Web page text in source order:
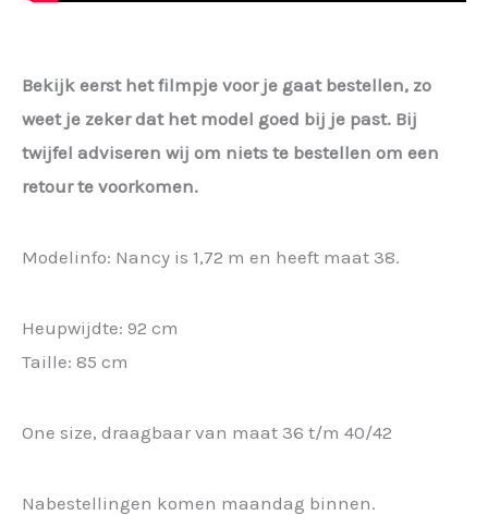
Bekijk eerst het filmpje voor je gaat bestellen, zo
weet je zeker dat het model goed bij je past. Bij
twijfel adviseren wij om niets te bestellen om een
retour te voorkomen.
Modelinfo: Nancy is 1,72 m en heeft maat 38.
Heupwijdte: 92 cm
Taille: 85 cm
One size, draagbaar van maat 36 t/m 40/42
Nabestellingen komen maandag binnen.